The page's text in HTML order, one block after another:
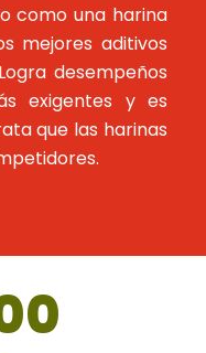
como una harina
mejores aditivos
desempeños
exigentes y es
que las harinas